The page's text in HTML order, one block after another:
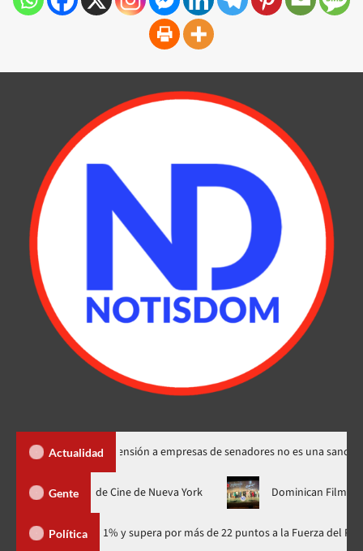
Actualidad
dice suspensión a empresas de senadores no es una sanción
Gente
estreno mundial en el Festival de Cine de Nueva York
Política
41.1% y supera por más de 22 puntos a la Fuerza del Pueblo